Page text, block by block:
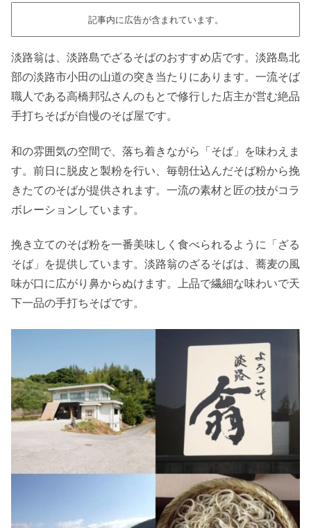
記事内に広告が含まれています。
淡路翁は、淡路島でざるそばのおすすめ店です。淡路島北
部の淡路市小田の山道の突き当たりにあります。一流そば
職人である高橋邦弘さんのもとで修行した店主が営む絶品
手打ちそばが自慢のそば屋です。
和の雰囲気の空間で、落ち着きながら「そば」を味わえま
す。前日に脱皮と製粉を行い、毎朝仕込んだそば粉から挽
きたてのそばが提供されます。一流の素材と匠の技がコラ
ボレーションしています。
挽き立てのそば粉を一番美味しく食べられるように「ざる
そば」を提供しています。淡路翁のざるそばは、蕎麦の風
味が口に広がり鼻からぬけます。上品で繊細な味わいで天
下一品の手打ちそばです。